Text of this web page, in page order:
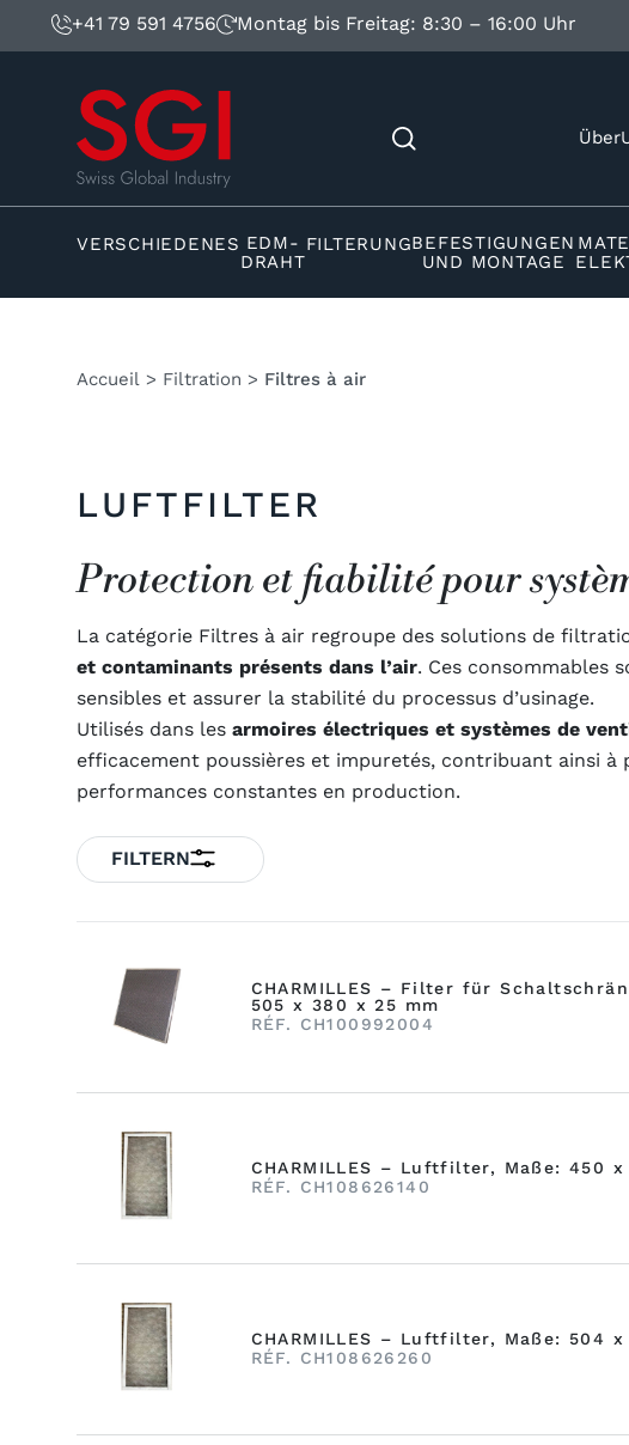
+41 79 591 4756 Montag bis Freitag: 8:30 – 16:00 Uhr
Über
VERSCHIEDENES EDM-
DRAHT
FILTERUNGBEFESTIGUNGEN
UND MONTAGE
Accueil > Filtration > Filtres à air
LUFTFILTER
Protection et fiabilité pour
La catégorie Filtres à air regroupe des solutions de
et contaminants présents dans l’air. Ces consommables
sensibles et assurer la stabilité du processus d’usinage.
Utilisés dans les armoires électriques et systèmes de
efficacement poussières et impuretés, contribuant ainsi
performances constantes en production.
FILTERN
CHARMILLES – Filter für
505 x 380 x 25 mm
RÉF. CH100992004
CHARMILLES – Luftfilter, Maße: 450
RÉF. CH108626140
CHARMILLES – Luftfilter, Maße: 504 x
RÉF. CH108626260